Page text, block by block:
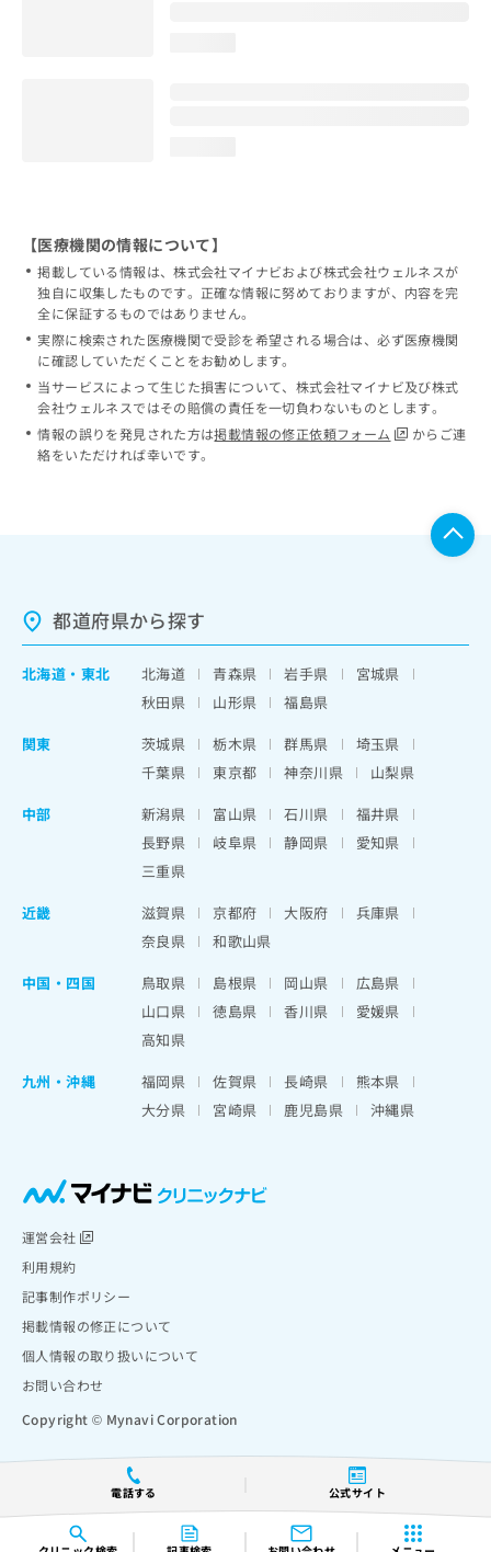
電話する 公式サイト
【医療機関の情報について】
掲載している情報は、株式会社マイナビおよび株式会社ウェルネスが
独自に収集したものです。正確な情報に努めておりますが、内容を完
全に保証するものではありません。
実際に検索された医療機関で受診を希望される場合は、必ず医療機関
に確認していただくことをお勧めします。
当サービスによって生じた損害について、株式会社マイナビ及び株式
会社ウェルネスではその賠償の責任を一切負わないものとします。
情報の誤りを発見された方は掲載情報の修正依頼フォーム
からご連
絡をいただければ幸いです。
都道府県から探す
北海道 ・ 東北 北海道 青森県 岩手県
宮城県
秋田県
山形県
福島県
関東
茨城県 栃木県 群馬県
埼玉県
千葉県
東京都 神奈川県
山梨県
中部
新潟県 富山県 石川県
福井県
長野県
岐阜県 静岡県
愛知県
三重県
近畿
滋賀県 京都府 大阪府
兵庫県
奈良県
和歌山県
中国・四国
鳥取県 島根県 岡山県
広島県
山口県
徳島県 香川県
愛媛県
高知県
九州・沖縄
福岡県 佐賀県 長崎県
熊本県
大分県
宮崎県 鹿児島県 沖縄県
運営会社
利用規約
記事制作ポリシー
掲載情報の修正について
個人情報の取り扱いについて
お問い合わせ
Copyright © Mynavi Corporation